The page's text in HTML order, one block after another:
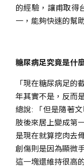
的經驗，讓甫取得
一，能夠快速的幫
糖尿病足究竟是什
「現在糖尿病足的
年其實不是，反而
總說: 「但是隨著
肢後來居上變成第
是現在就算挖肉去
創傷則是因為顯微
這一塊還維持很高